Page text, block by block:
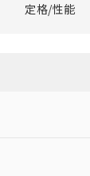
定格/性能